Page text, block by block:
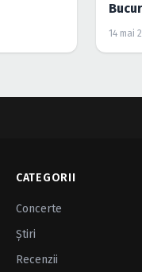
14 mai
CATEGORII
Concerte
Ştiri
Recenzii